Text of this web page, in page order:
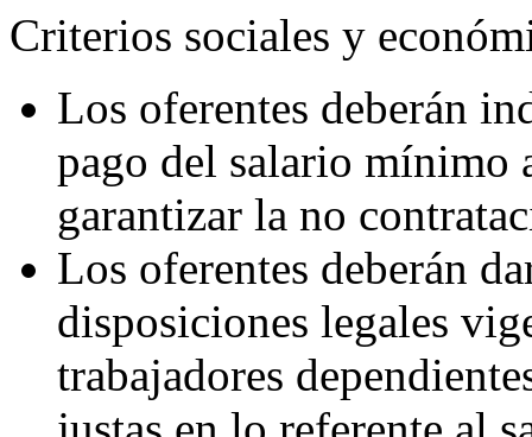
Criterios sociales y
Los oferentes deberán
pago del salario mínimo
garantizar la no
Los oferentes deberán
disposiciones legales
trabajadores